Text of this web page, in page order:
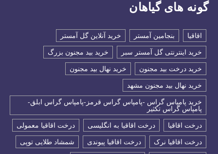
گونه های گیاهان
اقاقیا بنجامین آمستر خرید آنلاین گل آمستر
خرید اینترنتی گل آمستر سبر خرید بید مجنون بزرگ
خرید درخت بید مجنون خرید نهال بید مجنون
خرید نهال بید مجنون مشهد
خرید پامپاس گراس -پامپاس گراس قرمز-پامپاس گراس ابلق-
پامپاس گراس تکثیر
درخت اقاقیا درخت اقاقیا به انگلیسی درخت اقاقیا معمولی
درخت اقاقیا نرک درخت اقاقیا پیوندی شمشاد طلایی توپی